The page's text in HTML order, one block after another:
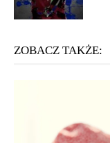
ZOBACZ TAKŻE: